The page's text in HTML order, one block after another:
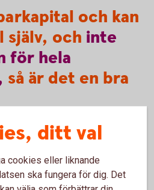
och kan
själv, och inte
för hela
så är det en bra
ditt val
cookies eller liknande
ska fungera för dig. Det